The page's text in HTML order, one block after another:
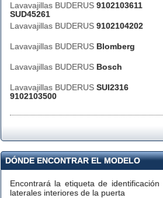
Lavavajillas BUDERUS 9102103611
SUD45261
Lavavajillas BUDERUS 9102104202
Lavavajillas BUDERUS Blomberg
Lavavajillas BUDERUS Bosch
Lavavajillas BUDERUS SUI2316
9102103500
DÓNDE ENCONTRAR EL MODELO
Encontrará la etiqueta de
laterales interiores de la puerta